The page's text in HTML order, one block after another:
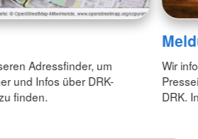
Adressfinder, um
und Infos über DRK-
finden.
Wir
DRK.